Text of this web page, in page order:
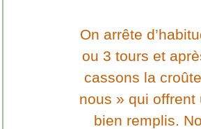
On arrête
ou 3 tours et
cassons la
nous » qui
bien remplis.